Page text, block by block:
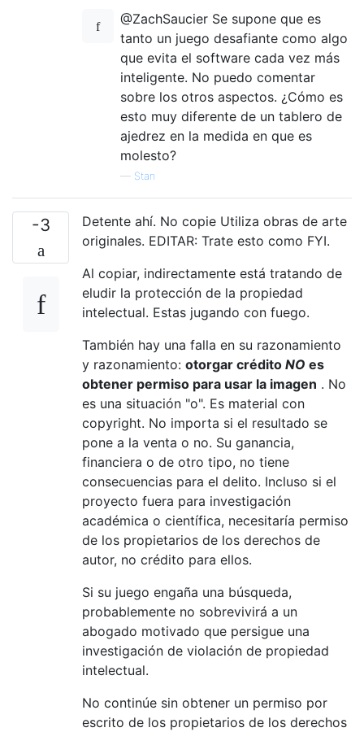
@ZachSaucier Se supone que es
tanto un juego desafiante como algo
que evita el software cada vez más
inteligente. No puedo comentar
sobre los otros aspectos. ¿Cómo es
esto muy diferente de un tablero de
ajedrez en la medida en que es
molesto?
— Stan
-3
Detente ahí. No copie Utiliza obras de arte
originales. EDITAR: Trate esto como FYI.
Al copiar, indirectamente está tratando de
eludir la protección de la propiedad
intelectual. Estas jugando con fuego.
También hay una falla en su razonamiento
y razonamiento: otorgar crédito NO es
obtener permiso para usar la imagen . No
es una situación "o". Es material con
copyright. No importa si el resultado se
pone a la venta o no. Su ganancia,
financiera o de otro tipo, no tiene
consecuencias para el delito. Incluso si el
proyecto fuera para investigación
académica o científica, necesitaría permiso
de los propietarios de los derechos de
autor, no crédito para ellos.
Si su juego engaña una búsqueda,
probablemente no sobrevivirá a un
abogado motivado que persigue una
investigación de violación de propiedad
intelectual.
No continúe sin obtener un permiso por
escrito de los propietarios de los derechos